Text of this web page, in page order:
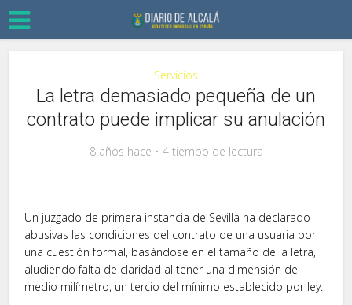
Servicios
La letra demasiado pequeña de un
contrato puede implicar su anulación
8 años hace 4 tiempo de lectura
Un juzgado de primera instancia de Sevilla ha declarado
abusivas las condiciones del contrato de una usuaria por
una cuestión formal, basándose en el tamaño de la letra,
aludiendo falta de claridad al tener una dimensión de
medio milímetro, un tercio del mínimo establecido por ley.